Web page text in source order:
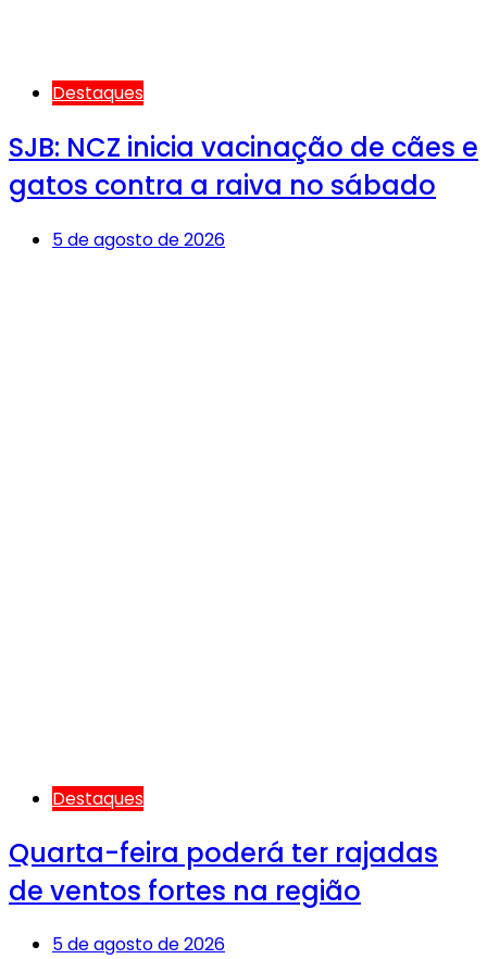
Destaques
SJB: NCZ inicia vacinação de cães e
gatos contra a raiva no sábado
5 de agosto de 2026
Destaques
Quarta-feira poderá ter rajadas
de ventos fortes na região
5 de agosto de 2026